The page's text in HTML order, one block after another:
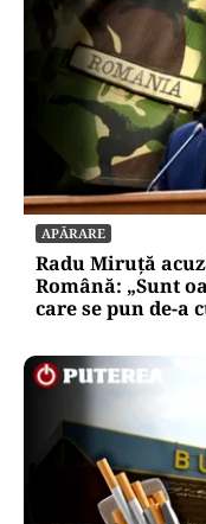
APĂRARE
Radu Miruță
Română: „Sunt
care se pun de-a